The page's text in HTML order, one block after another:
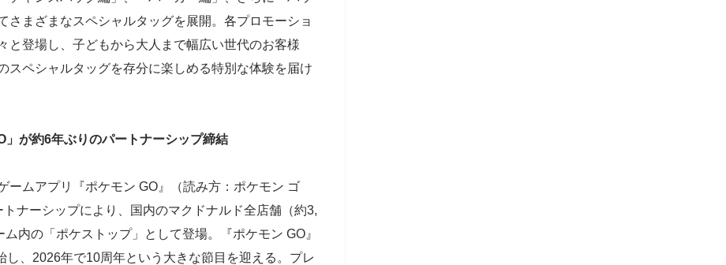
さまざまなスペシャルタッグを展開。各プロモーショ
と登場し、子どもから大人まで幅広い世代のお客様
スペシャルタッグを存分に楽しめる特別な体験を届け
が約6年ぶりのパートナーシップ締結
ームアプリ『ポケモン GO』（読み方：ポケモン ゴ
ナーシップにより、国内のマクドナルド全店舗（約3,
内の「ポケストップ」として登場。『ポケモン GO』
し、2026年で10周年という大きな節目を迎える。プレ